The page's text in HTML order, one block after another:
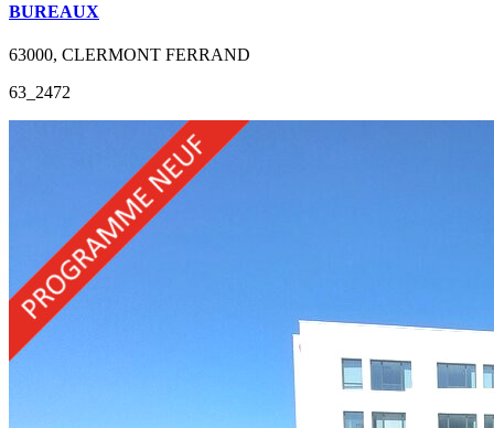
BUREAUX
63000, CLERMONT FERRAND
63_2472